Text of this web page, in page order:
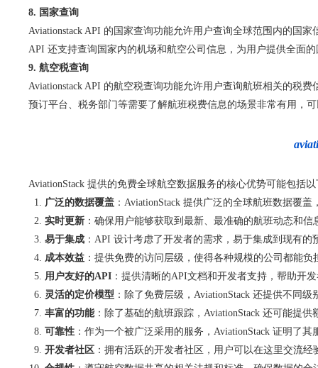
8. 国家查询
Aviationstack API 的国家查询功能允许用户查询全球范围内的国
API 还支持查询国家内的机场和航空公司信息，为用户提供全面
9. 航空税查询
Aviationstack API 的航空税查询功能允许用户查询航班相关的税
预订平台、税务部门等需要了解航班税费信息的场景非常有用，
AviationStack 提供的免费全球航空数据服务的核心优势可能包括
广泛的数据覆盖 ：AviationStack 提供广泛的全球航班数据覆
实时更新 ：确保用户能够获取到最新、最准确的航班动态和信
易于集成 ：API 设计考虑了开发者的需求，易于集成到现有
成本效益 ：提供免费的访问层级，使得各种规模的公司都能
用户友好的API ：提供清晰的API文档和开发者支持，帮助开
灵活的定价模型 ：除了免费层级，AviationStack 还提供不同
丰富的功能：除了基础的航班跟踪，AviationStack 还可能提
可靠性 ：作为一个被广泛采用的服务，AviationStack 证明了
开发者社区 ：拥有活跃的开发者社区，用户可以在这里交流